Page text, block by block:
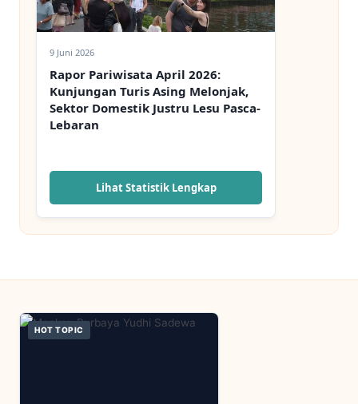
9 Juni 2026
Rapor Pariwisata April 2026:
Kunjungan Turis Asing Melonjak,
Sektor Domestik Justru Lesu Pasca-
Lebaran
Lihat Statistik Lengkap
HOT TOPIC